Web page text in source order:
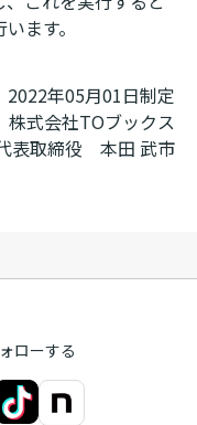
ます。
2022年05月01日制定
株式会社TOブックス
表取締役 本田 武市
ローする